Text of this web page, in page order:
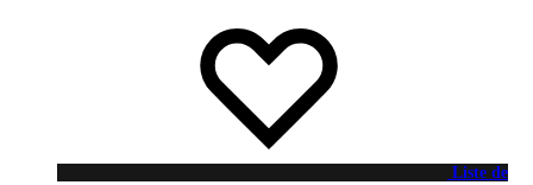
Liste de